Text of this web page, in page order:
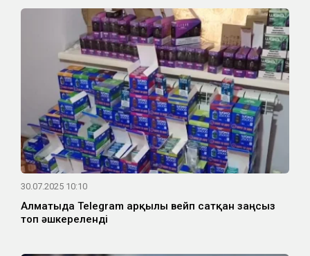
30.07.2025 10:10
Алматыда Telegram арқылы вейп сатқан заңсыз
топ әшкереленді